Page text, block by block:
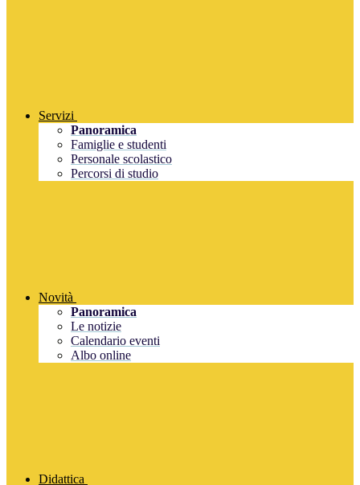
Servizi
Panoramica
Famiglie e studenti
Personale scolastico
Percorsi di studio
Novità
Panoramica
Le notizie
Calendario eventi
Albo online
Didattica